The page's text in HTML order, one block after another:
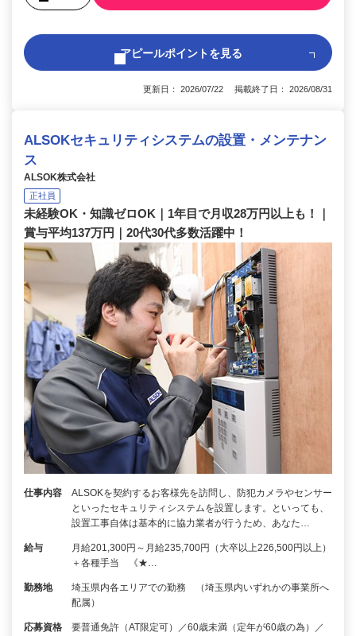
アピールポイントを見る
更新日： 2026/07/22 掲載終了日： 2026/08/31
ALSOKセキュリティシステムの設置・メンテナン
ス
ALSOK株式会社
正社員
未経験OK・知識ゼロOK｜1年目で月収28万円以上も！｜
賞与平均137万円｜20代30代多数活躍中！
仕事内容
ALSOKを契約するお客様先を訪問し、防犯カメラやセンサー
といったセキュリティシステムを設置します。といっても、
設置工事自体は基本的に協力業者が行うため、あなた…
給与
月給201,300円～月給235,700円（大卒以上226,500円以上）
＋各種手当 《★…
勤務地
埼玉県内各エリアでの勤務 （埼玉県内いずれかの事業所へ
配属）
応募資格
要普通免許（AT限定可）／60歳未満（定年が60歳の為）／